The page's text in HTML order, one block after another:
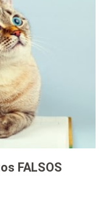
FALSOS